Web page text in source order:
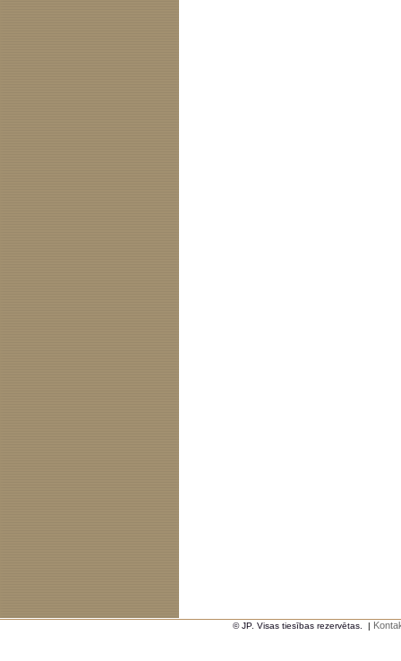
© JP. Visas tiesības rezervētas. |